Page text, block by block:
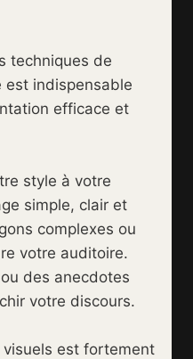
techniques de
est indispensable
efficace et
style à votre
simple, clair et
complexes ou
votre auditoire.
des anecdotes
votre discours.
visuels est fortement